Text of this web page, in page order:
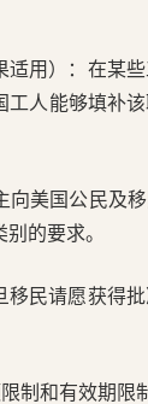
适用）：在某
工人能够填补
向美国公民及
的要求。
移民请愿获得
制和有效期限